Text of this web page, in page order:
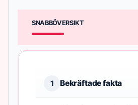
SNABBÖVERSIKT
1 Bekräftade fakta